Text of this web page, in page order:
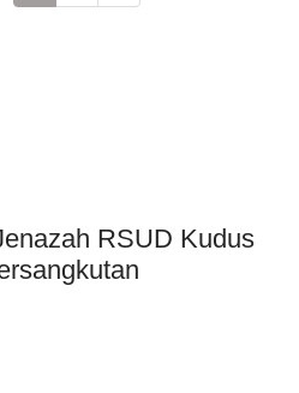
RSUD Kudus